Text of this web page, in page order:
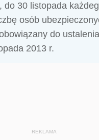
do 30 listopada
osób
do
2013 r.
REKLAMA